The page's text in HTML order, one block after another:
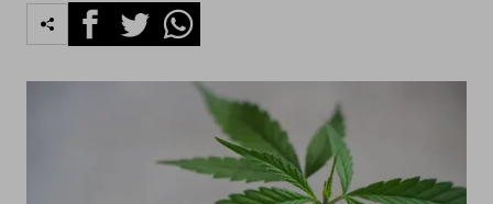
FacebookTwitterWhatsapp